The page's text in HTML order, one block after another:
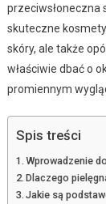
przeciwsłoneczna
skuteczne
skóry, ale także
właściwie dbać o
promiennym
Spis treści
Wprowadzenie
Dlaczego
Jakie są